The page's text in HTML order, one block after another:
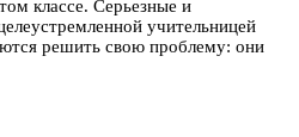
классе. Серьезные и
учительницей
решить свою проблему: они